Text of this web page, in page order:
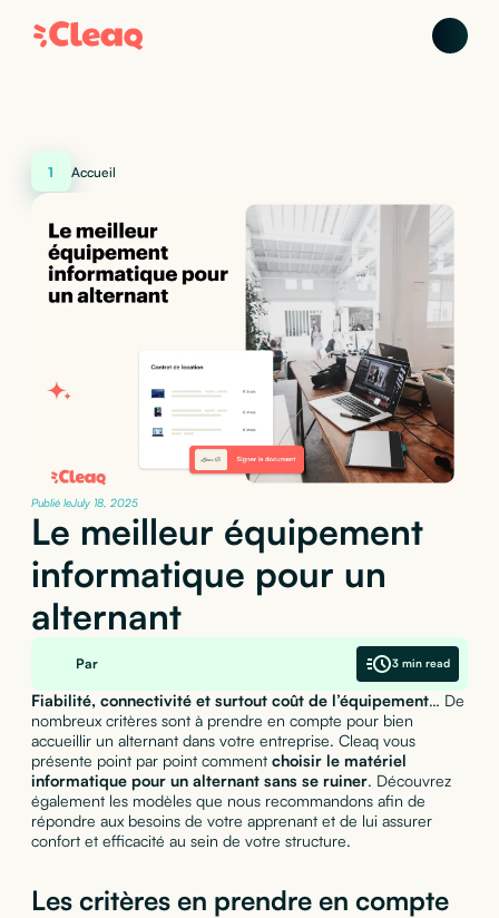
1 Accueil
Publié leJuly 18, 2025
Le meilleur équipement
informatique pour un
alternant
Par 3 min read
Fiabilité, connectivité et surtout coût de l’équipement… De
nombreux critères sont à prendre en compte pour bien
accueillir un alternant dans votre entreprise. Cleaq vous
présente point par point comment choisir le matériel
informatique pour un alternant sans se ruiner. Découvrez
également les modèles que nous recommandons afin de
répondre aux besoins de votre apprenant et de lui assurer
confort et efficacité au sein de votre structure.
Les critères en prendre en compte